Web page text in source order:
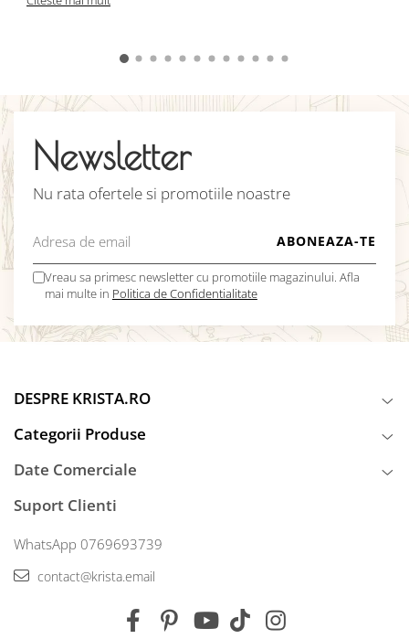
Newsletter
Nu rata ofertele si promotiile noastre
Vreau sa primesc newsletter cu promotiile magazinului. Afla
mai multe in Politica de Confidentialitate
DESPRE KRISTA.RO
Categorii Produse
Date Comerciale
Suport Clienti
WhatsApp 0769693739
contact@krista.email